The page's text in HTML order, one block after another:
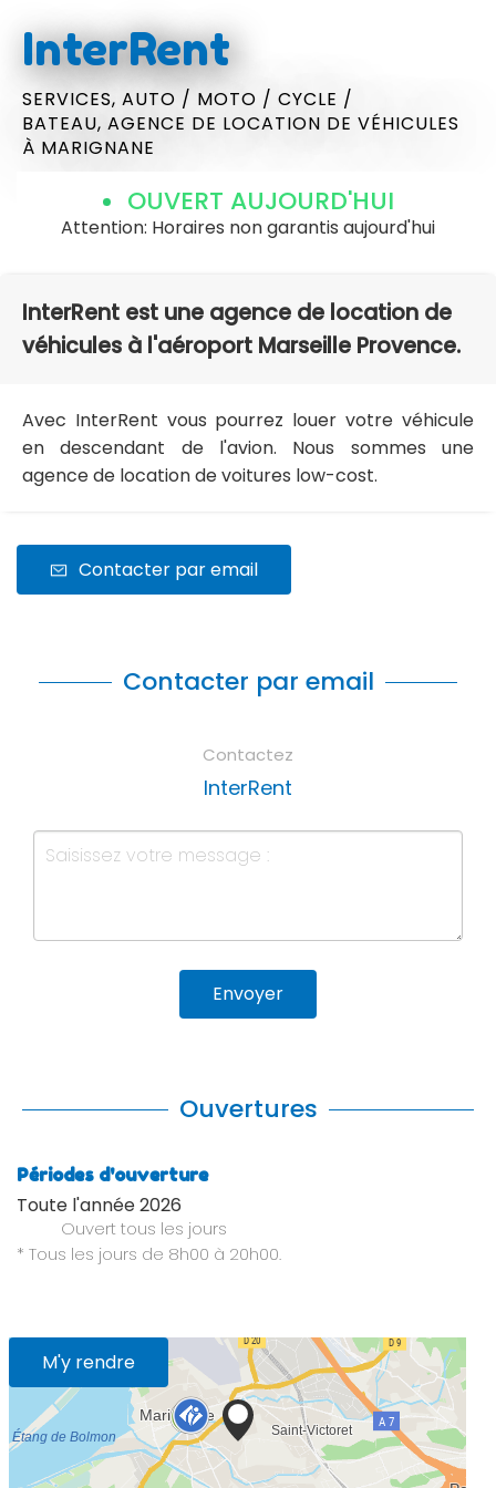
InterRent
SERVICES, AUTO / MOTO / CYCLE /
BATEAU, AGENCE DE LOCATION DE VÉHICULES
À MARIGNANE
OUVERT AUJOURD'HUI
Attention: Horaires non garantis aujourd'hui
InterRent est une agence de location de
véhicules à l'aéroport Marseille Provence.
Avec InterRent vous pourrez louer votre véhicule
en descendant de l'avion. Nous sommes une
agence de location de voitures low-cost.
Contacter par email
Contacter par email
Contactez
InterRent
Envoyer
Ouvertures
Périodes d'ouverture
Toute l'année 2026
Ouvert tous les jours
* Tous les jours de 8h00 à 20h00.
M'y rendre